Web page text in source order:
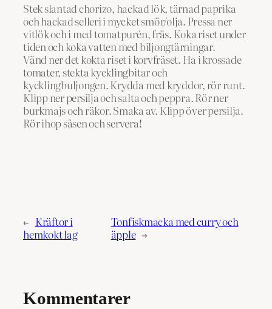
Stek slantad chorizo, hackad lök, tärnad paprika
och hackad selleri i mycket smör/olja. Pressa ner
vitlök och i med tomatpurén, fräs. Koka riset under
tiden och koka vatten med biljongtärningar.
Vänd ner det kokta riset i korvfräset. Ha i krossade
tomater, stekta kycklingbitar och
kycklingbuljongen. Krydda med kryddor, rör runt.
Klipp ner persilja och salta och peppra. Rör ner
burkmajs och räkor. Smaka av. Klipp över persilja.
Rör ihop såsen och servera!
← Kräftor i
hemkokt lag
Tonfiskmacka med curry och
äpple →
Kommentarer